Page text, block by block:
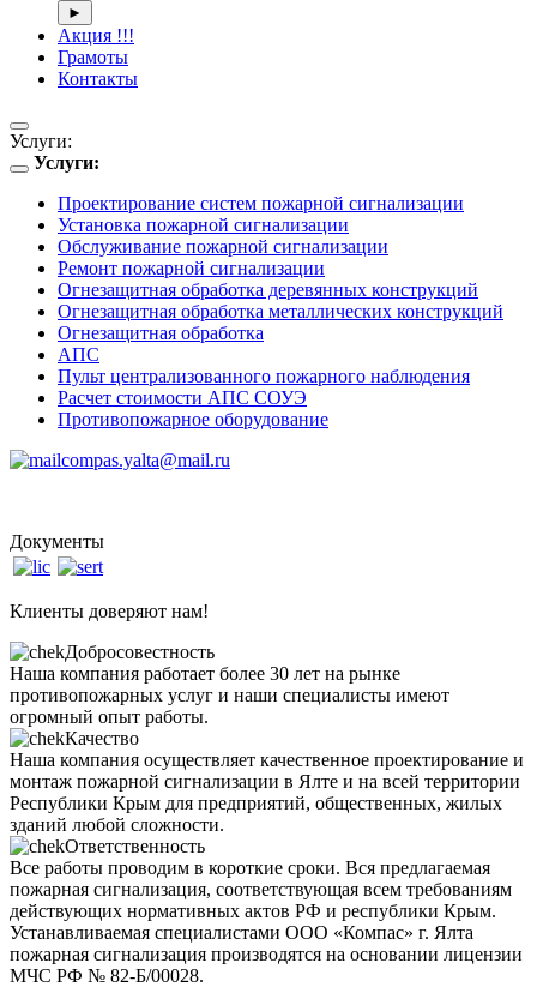
►
Акция !!!
Грамоты
Контакты
Услуги:
Toggle
navigation
Услуги:
Проектирование систем пожарной сигнализации
Установка пожарной сигнализации
Обслуживание пожарной сигнализации
Ремонт пожарной сигнализации
Огнезащитная обработка деревянных конструкций
Огнезащитная обработка металлических конструкций
Огнезащитная обработка
АПС
Пульт централизованного пожарного наблюдения
Расчет стоимости АПС СОУЭ
Противопожарное оборудование
compas.yalta@mail.ru
Документы
Клиенты доверяют нам!
Добросовестность
Наша компания работает более 30 лет на рынке
противопожарных услуг и наши специалисты имеют
огромный опыт работы.
Качество
Наша компания осуществляет качественное проектирование и
монтаж пожарной сигнализации в Ялте и на всей территории
Республики Крым для предприятий, общественных, жилых
зданий любой сложности.
Ответственность
Все работы проводим в короткие сроки. Вся предлагаемая
пожарная сигнализация, соответствующая всем требованиям
действующих нормативных актов РФ и республики Крым.
Устанавливаемая специалистами ООО «Компас» г. Ялта
пожарная сигнализация производятся на основании лицензии
МЧС РФ № 82-Б/00028.